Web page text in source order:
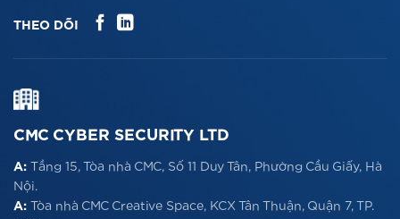
THEO DÕI
CMC CYBER SECURITY LTD
A: Tầng 15, Tòa nhà CMC, Số 11 Duy Tân, Phường Cầu Giấy, Hà
Nội.
A: Tòa nhà CMC Creative Space, KCX Tân Thuận, Quận 7, TP.